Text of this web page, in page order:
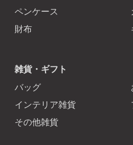
ペンケース
財布
雑貨・ギフト
バッグ
インテリア雑貨
その他雑貨